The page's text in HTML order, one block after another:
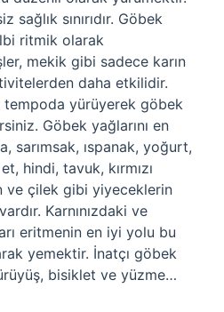
sınırıdır. Göbek
ritmik olarak
mekik gibi sadece karın
daha etkilidir.
yürüyerek göbek
Göbek yağlarını en
sarımsak, ıspanak, yoğurt,
hindi, tavuk, kırmızı
ve çilek gibi yiyeceklerin
Karnınızdaki ve
eritmenin en iyi yolu bu
yemektir. İnatçı göbek
bisiklet ve yüzme…